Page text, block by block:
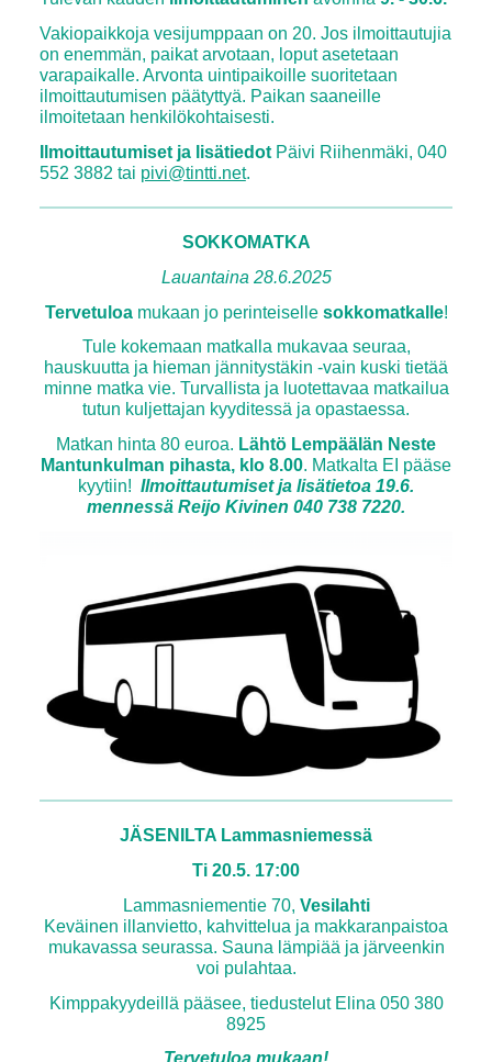
Vakiopaikkoja vesijumppaan on 20. Jos ilmoittautujia
on enemmän, paikat arvotaan, loput asetetaan
varapaikalle. Arvonta uintipaikoille suoritetaan
ilmoittautumisen päätyttyä. Paikan saaneille
ilmoitetaan henkilökohtaisesti.
Ilmoittautumiset ja lisätiedotPäivi Riihenmäki, 040
552 3882 tai pivi@tintti.net.
SOKKOMATKA
Lauantaina 28.6.2025
Tervetuloa mukaan jo perinteiselle sokkomatkalle!
Tule kokemaan matkalla mukavaa seuraa,
hauskuutta ja hieman jännitystäkin -vain kuski tietää
minne matka vie. Turvallista ja luotettavaa matkailua
tutun kuljettajan kyyditessä ja opastaessa.
Matkan hinta 80 euroa. Lähtö Lempäälän Neste
Mantunkulman pihasta, klo 8.00. Matkalta EI pääse
kyytiin! Ilmoittautumiset ja lisätietoa 19.6.
mennessä Reijo Kivinen 040 738 7220.
JÄSENILTA Lammasniemessä
Ti 20.5. 17:00
Lammasniementie 70, Vesilahti
Keväinen illanvietto, kahvittelua ja makkaranpaistoa
mukavassa seurassa. Sauna lämpiää ja järveenkin
voi pulahtaa.
Kimppakyydeillä pääsee, tiedustelut Elina 050 380
8925